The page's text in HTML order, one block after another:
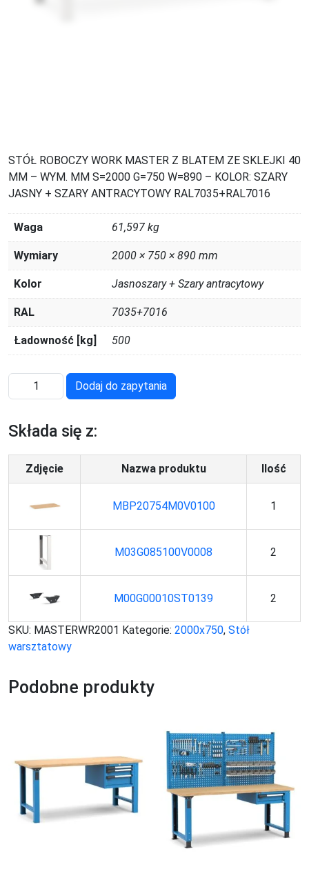
STÓŁ ROBOCZY WORK MASTER Z BLATEM ZE SKLEJKI 40
MM – WYM. MM S=2000 G=750 W=890 – KOLOR: SZARY
JASNY + SZARY ANTRACYTOWY RAL7035+RAL7016
Waga 61,597 kg
Wymiary 2000 × 750 × 890 mm
Kolor Jasnoszary + Szary antracytowy
RAL 7035+7016
Ładowność [kg] 500
MASTERWR2001
Dodaj do zapytania
Składa się z:
Zdjęcie Nazwa produktu Ilość
MBP20754M0V0100 1
M03G085100V0008 2
M00G00010ST0139 2
SKU: MASTERWR2001 Kategorie: 2000x750, Stół
warsztatowy
Podobne produkty